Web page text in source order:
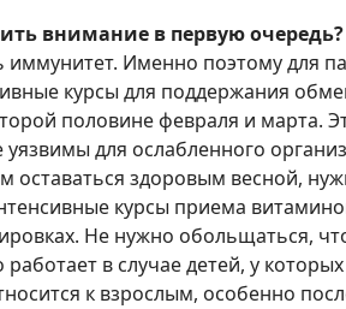
внимание в первую очередь?
иммунитет. Именно поэтому для
курсы для поддержания
половине февраля и марта.
уязвимы для ослабленного
оставаться здоровым весной,
курсы приема
Не нужно обольщаться,
в случае детей, у
к взрослым, особенно